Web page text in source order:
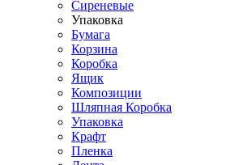
Сиреневые
Упаковка
Бумага
Корзина
Коробка
Ящик
Композиции
Шляпная Коробка
Упаковка
Крафт
Пленка